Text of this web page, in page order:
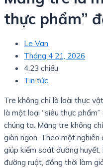
thực phẩm”
Le Van
Tháng 4 21, 2026
4:23 chiều
Tin tức
Tre không chỉ là loài thực
là một loại “siêu thực
chúng ta. Măng tre không
giòn ngon. Theo một
giúp kiểm soát đường
đường ruột, đồng thời làm